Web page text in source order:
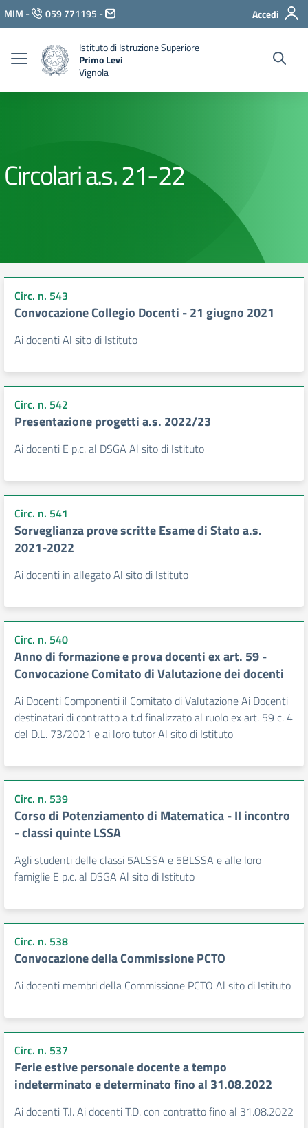
Vai ai contenuti
Vai al menu di navigazione
Vai al footer
MIM - 059 771195 - Accedi
Istituto di Istruzione Superiore
Primo Levi
Vignola
Circolari a.s. 21-22
Circ. n. 543
Convocazione Collegio Docenti - 21 giugno 2021
Ai docenti Al sito di Istituto
Circ. n. 542
Presentazione progetti a.s. 2022/23
Ai docenti E p.c. al DSGA Al sito di Istituto
Circ. n. 541
Sorveglianza prove scritte Esame di Stato a.s.
2021-2022
Ai docenti in allegato Al sito di Istituto
Circ. n. 540
Anno di formazione e prova docenti ex art. 59 -
Convocazione Comitato di Valutazione dei docenti
Ai Docenti Componenti il Comitato di Valutazione Ai Docenti
destinatari di contratto a t.d finalizzato al ruolo ex art. 59 c. 4
del D.L. 73/2021 e ai loro tutor Al sito di Istituto
Circ. n. 539
Corso di Potenziamento di Matematica - II incontro
- classi quinte LSSA
Agli studenti delle classi 5ALSSA e 5BLSSA e alle loro
famiglie E p.c. al DSGA Al sito di Istituto
Circ. n. 538
Convocazione della Commissione PCTO
Ai docenti membri della Commissione PCTO Al sito di Istituto
Circ. n. 537
Ferie estive personale docente a tempo
indeterminato e determinato fino al 31.08.2022
Ai docenti T.I. Ai docenti T.D. con contratto fino al 31.08.2022